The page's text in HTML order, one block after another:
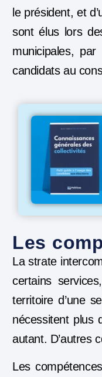
le président, et
sont élus lors
municipales,
candidats au
Les
La strate
certains
territoire d’une
nécessitent plus
autant. D’autres
Les